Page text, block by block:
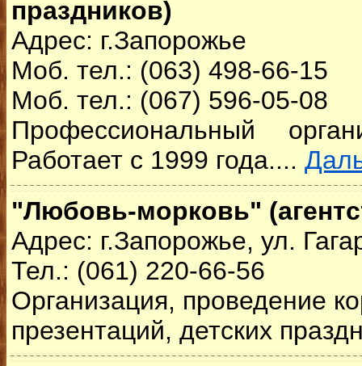
праздников)
Адрес: г.Запорожье
Моб. тел.: (063) 498-66-15
Моб. тел.: (067) 596-05-08
Профессиональный
Работает с 1999 года....
"Любовь-морковь"
Адрес: г.Запорожье, ул.
Тел.: (061) 220-66-56
Организация, проведение
презентаций, детских